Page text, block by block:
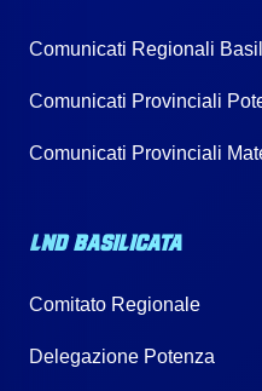
Comunicati Regionali
Comunicati Provinciali
Comunicati Provinciali
LND BASILICATA
Comitato Regionale
Delegazione Potenza